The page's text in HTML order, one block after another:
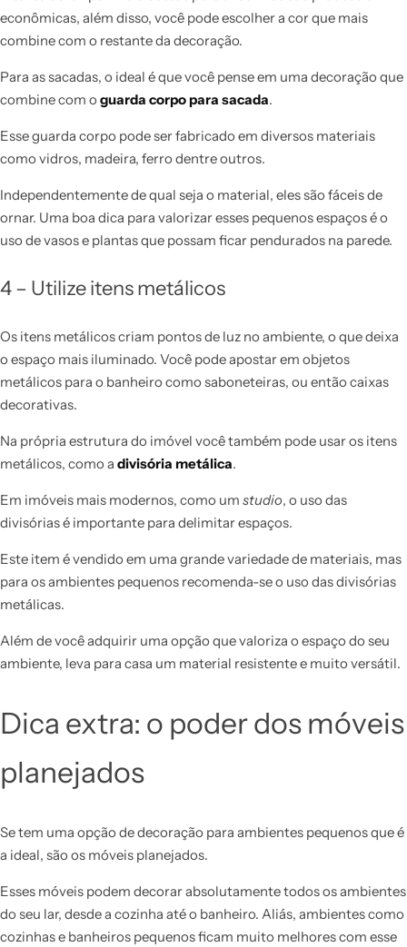
econômicas, além disso, você pode escolher a cor que mais
combine com o restante da decoração.
Para as sacadas, o ideal é que você pense em uma decoração que
combine com o guarda corpo para sacada.
Esse guarda corpo pode ser fabricado em diversos materiais
como vidros, madeira, ferro dentre outros.
Independentemente de qual seja o material, eles são fáceis de
ornar. Uma boa dica para valorizar esses pequenos espaços é o
uso de vasos e plantas que possam ficar pendurados na parede.
4 – Utilize itens metálicos
Os itens metálicos criam pontos de luz no ambiente, o que deixa
o espaço mais iluminado. Você pode apostar em objetos
metálicos para o banheiro como saboneteiras, ou então caixas
decorativas.
Na própria estrutura do imóvel você também pode usar os itens
metálicos, como a divisória metálica.
Em imóveis mais modernos, como um studio, o uso das
divisórias é importante para delimitar espaços.
Este item é vendido em uma grande variedade de materiais, mas
para os ambientes pequenos recomenda-se o uso das divisórias
metálicas.
Além de você adquirir uma opção que valoriza o espaço do seu
ambiente, leva para casa um material resistente e muito versátil.
Dica extra: o poder dos móveis
planejados
Se tem uma opção de decoração para ambientes pequenos que é
a ideal, são os móveis planejados.
Esses móveis podem decorar absolutamente todos os ambientes
do seu lar, desde a cozinha até o banheiro. Aliás, ambientes como
cozinhas e banheiros pequenos ficam muito melhores com esse